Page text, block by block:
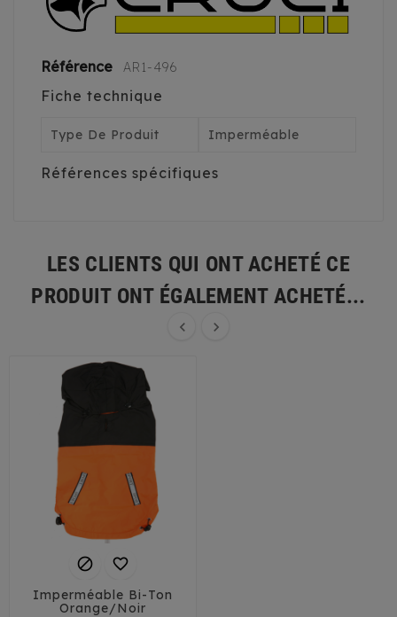
Référence AR1-496
Fiche technique
Type De Produit Imperméable
Références spécifiques
LES CLIENTS QUI ONT ACHETÉ CE
PRODUIT ONT ÉGALEMENT ACHETÉ...
 
 
Imperméable Bi-Ton
Orange/Noir